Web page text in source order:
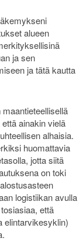
alueen
ja sen
ja tätä kautta
ainakin vielä
alhaisia.
huomattavia
jotta siitä
on toki
logistiikan avulla
että
elintarvikesyklin)